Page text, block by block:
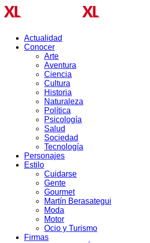
Actualidad
Conocer
Arte
Aventura
Ciencia
Cultura
Historia
Naturaleza
Política
Psicología
Salud
Sociedad
Tecnología
Personajes
Estilo
Cuidarse
Gente
Gourmet
Martín Berasategui
Moda
Motor
Ocio y Turismo
Firmas